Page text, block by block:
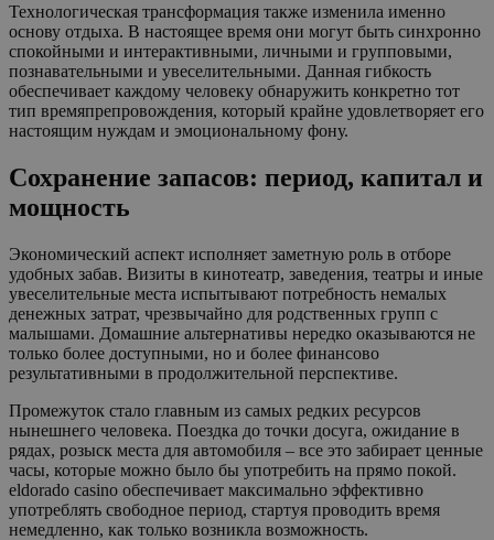
Технологическая трансформация также изменила именно
основу отдыха. В настоящее время они могут быть синхронно
спокойными и интерактивными, личными и групповыми,
познавательными и увеселительными. Данная гибкость
обеспечивает каждому человеку обнаружить конкретно тот
тип времяпрепровождения, который крайне удовлетворяет его
настоящим нуждам и эмоциональному фону.
Сохранение запасов: период, капитал и
мощность
Экономический аспект исполняет заметную роль в отборе
удобных забав. Визиты в кинотеатр, заведения, театры и иные
увеселительные места испытывают потребность немалых
денежных затрат, чрезвычайно для родственных групп с
малышами. Домашние альтернативы нередко оказываются не
только более доступными, но и более финансово
результативными в продолжительной перспективе.
Промежуток стало главным из самых редких ресурсов
нынешнего человека. Поездка до точки досуга, ожидание в
рядах, розыск места для автомобиля – все это забирает ценные
часы, которые можно было бы употребить на прямо покой.
eldorado casino обеспечивает максимально эффективно
употреблять свободное период, стартуя проводить время
немедленно, как только возникла возможность.